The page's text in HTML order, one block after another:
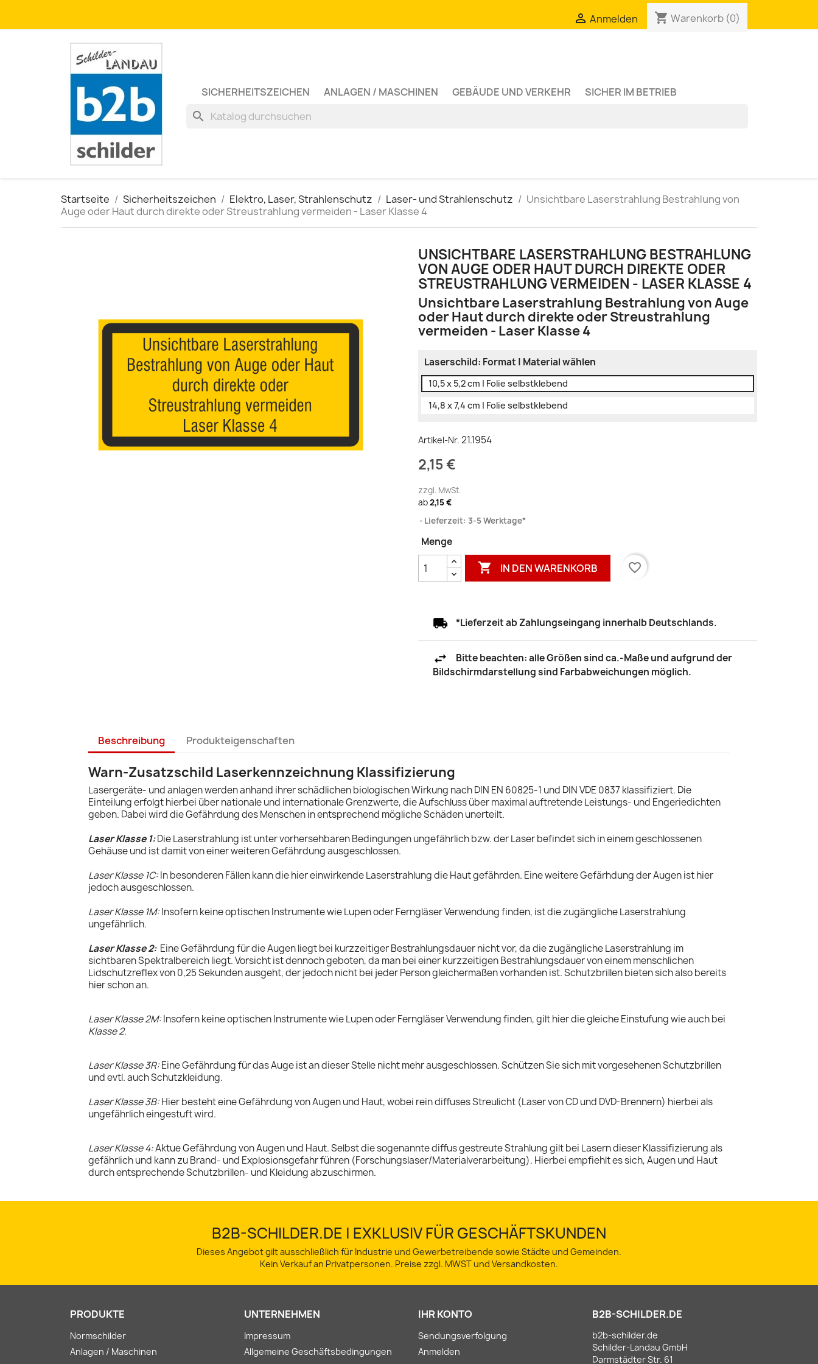
 Anmelden shopping_cart Warenkorb (0)
SICHERHEITSZEICHEN ANLAGEN / MASCHINEN GEBÄUDE UND VERKEHR SICHER IM BETRIEB
search
Startseite Sicherheitszeichen Elektro, Laser, Strahlenschutz Laser- und Strahlenschutz
Unsichtbare Laserstrahlung Bestrahlung von
Auge oder Haut durch direkte oder Streustrahlung vermeiden - Laser Klasse 4
UNSICHTBARE LASERSTRAHLUNG BESTRAHLUNG
VON AUGE ODER HAUT DURCH DIREKTE ODER
STREUSTRAHLUNG VERMEIDEN - LASER KLASSE 4
Unsichtbare Laserstrahlung Bestrahlung von Auge
oder Haut durch direkte oder Streustrahlung
vermeiden - Laser Klasse 4
Laserschild: Format | Material wählen
10,5 x 5,2 cm | Folie selbstklebend
14,8 x 7,4 cm | Folie selbstklebend
Artikel-Nr. 21.1954
2,15 €
zzgl. MwSt.
ab2,15 €
Lieferzeit: 3-5 Werktage*
Menge
 IN DEN WARENKORB favorite_border
*Lieferzeit ab Zahlungseingang innerhalb Deutschlands.
Bitte beachten: alle Größen sind ca.-Maße und aufgrund der
Bildschirmdarstellung sind Farbabweichungen möglich.
Beschreibung Produkteigenschaften
Warn-Zusatzschild Laserkennzeichnung Klassifizierung
Lasergeräte- und anlagen werden anhand ihrer schädlichen biologischen Wirkung nach DIN EN 60825-1 und DIN VDE 0837 klassifiziert. Die
Einteilung erfolgt hierbei über nationale und internationale Grenzwerte, die Aufschluss über maximal auftretende Leistungs- und Engeriedichten
geben. Dabei wird die Gefährdung des Menschen in entsprechend mögliche Schäden unerteilt.
Laser Klasse 1:Die Laserstrahlung ist unter vorhersehbaren Bedingungen ungefährlich bzw. der Laser befindet sich in einem geschlossenen
Gehäuse und ist damit von einer weiteren Gefährdung ausgeschlossen.
Laser Klasse 1C:In besonderen Fällen kann die hier einwirkende Laserstrahlung die Haut gefährden. Eine weitere Gefärhdung der Augen ist hier
jedoch ausgeschlossen.
Laser Klasse 1M:Insofern keine optischen Instrumente wie Lupen oder Ferngläser Verwendung finden, ist die zugängliche Laserstrahlung
ungefährlich.
Laser Klasse 2: Eine Gefährdung für die Augen liegt bei kurzzeitiger Bestrahlungsdauer nicht vor, da die zugängliche Laserstrahlung im
sichtbaren Spektralbereich liegt. Vorsicht ist dennoch geboten, da man bei einer kurzzeitigen Bestrahlungsdauer von einem menschlichen
Lidschutzreflex von 0,25 Sekunden ausgeht, der jedoch nicht bei jeder Person gleichermaßen vorhanden ist. Schutzbrillen bieten sich also bereits
hier schon an.
Laser Klasse 2M:Insofern keine optischen Instrumente wie Lupen oder Ferngläser Verwendung finden, gilt hier die gleiche Einstufung wie auch bei
Klasse 2.
Laser Klasse 3R:Eine Gefährdung für das Auge ist an dieser Stelle nicht mehr ausgeschlossen. Schützen Sie sich mit vorgesehenen Schutzbrillen
und evtl. auch Schutzkleidung.
Laser Klasse 3B:Hier besteht eine Gefährdung von Augen und Haut, wobei rein diffuses Streulicht (Laser von CD und DVD-Brennern) hierbei als
ungefährlich eingestuft wird.
Laser Klasse 4:Aktue Gefährdung von Augen und Haut. Selbst die sogenannte diffus gestreute Strahlung gilt bei Lasern dieser Klassifizierung als
gefährlich und kann zu Brand- und Explosionsgefahr führen (Forschungslaser/Materialverarbeitung). Hierbei empfiehlt es sich, Augen und Haut
durch entsprechende Schutzbrillen- und Kleidung abzuschirmen.
B2B-SCHILDER.DE | EXKLUSIV FÜR GESCHÄFTSKUNDEN
Dieses Angebot gilt ausschließlich für Industrie und Gewerbetreibende sowie Städte und Gemeinden.
Kein Verkauf an Privatpersonen. Preise zzgl. MWST und Versandkosten.
PRODUKTE
Normschilder
Anlagen / Maschinen
UNTERNEHMEN
Impressum
Allgemeine Geschäftsbedingungen
IHR KONTO
Sendungsverfolgung
Anmelden
B2B-SCHILDER.DE
b2b-schilder.de
Schilder-Landau GmbH
Darmstädter Str. 61